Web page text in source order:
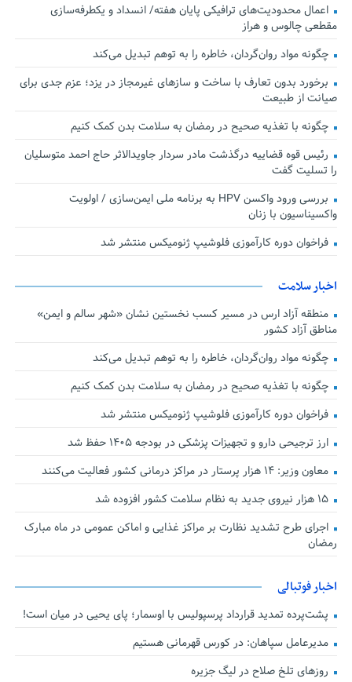
اعمال محدودیت‌های ترافیکی پایان هفته/ انسداد و یکطرفه‌سازی
مقطعی چالوس و هراز
چگونه مواد روان‌گردان، خاطره را به توهم تبدیل می‌کند
برخورد بدون تعارف با ساخت‌ و سازهای غیرمجاز در یزد؛ عزم جدی برای
صیانت از طبیعت
چگونه با تغذیه صحیح در رمضان به سلامت بدن کمک کنیم
رئیس قوه قضاییه درگذشت مادر سردار جاویدالاثر حاج احمد متوسلیان
را تسلیت گفت
بررسی ورود واکسن HPV به برنامه ملی ایمن‌سازی / اولویت
واکسیناسیون با زنان
فراخوان دوره کارآموزی فلوشیپ ژنومیکس منتشر شد
اخبار سلامت
منطقه آزاد ارس در مسیر کسب نخستین نشان «شهر سالم و ایمن»
مناطق آزاد کشور
چگونه مواد روان‌گردان، خاطره را به توهم تبدیل می‌کند
چگونه با تغذیه صحیح در رمضان به سلامت بدن کمک کنیم
فراخوان دوره کارآموزی فلوشیپ ژنومیکس منتشر شد
ارز ترجیحی دارو و تجهیزات پزشکی در بودجه ۱۴۰۵ حفظ شد
معاون وزیر: ۱۴ هزار پرستار در مراکز درمانی کشور فعالیت می‌کنند
۱۵ هزار نیروی جدید به نظام سلامت کشور افزوده شد
اجرای طرح تشدید نظارت بر مراکز غذایی و اماکن عمومی در ماه مبارک
رمضان
اخبار فوتبالی
پشت‌پرده تمدید قرارداد پرسپولیس با اوسمار؛ پای یحیی در میان است!
مدیرعامل سپاهان: در کورس قهرمانی هستیم
روزهای تلخ صلاح در لیگ جزیره